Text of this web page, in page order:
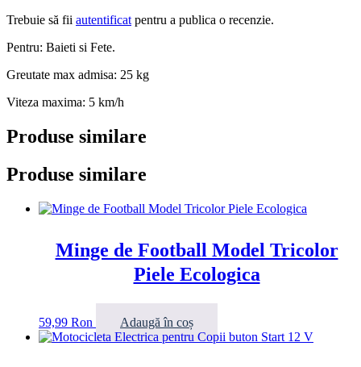
Trebuie să fii autentificat pentru a publica o recenzie.
Pentru: Baieti si Fete.
Greutate max admisa: 25 kg
Viteza maxima: 5 km/h
Produse similare
Produse similare
Minge de Football Model Tricolor
Piele Ecologica
59,99 Ron Adaugă în coș